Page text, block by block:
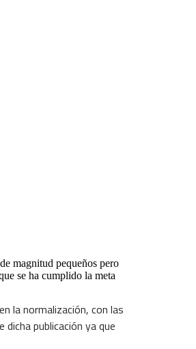
magnitud pequeños pero
se ha cumplido la meta
la normalización, con las
publicación ya que